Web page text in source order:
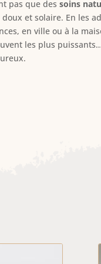
pas que dessoins
et solaire. En les
en ville ou à la
les plus